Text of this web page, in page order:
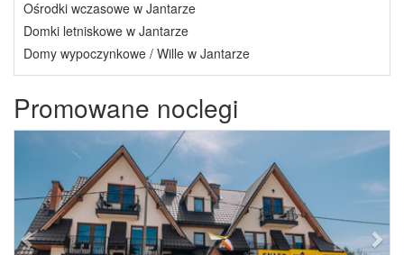
Ośrodki wczasowe w Jantarze
Domki letniskowe w Jantarze
Domy wypoczynkowe / Wille w Jantarze
Promowane noclegi
Previous Next